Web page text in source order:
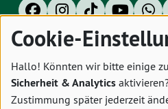
Impressum Datenschutz
Cookie-
Hallo! Könnten wir bitte einige
Sicherheit & Analytics
Zustimmung später jederzeit